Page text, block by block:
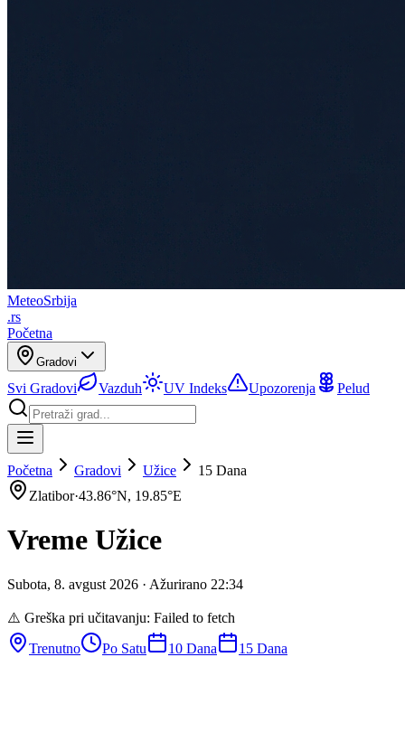
MeteoSrbija
.rs
Početna
Gradovi
Svi Gradovi Vazduh UV Indeks Upozorenja Pelud
Početna Gradovi Užice
15 Dana
Zlatibor·43.86°N, 19.85°E
Vreme Užice
Subota, 8. avgust 2026 · Ažurirano 22:34
⚠️ Greška pri učitavanju: Failed to fetch
Trenutno
Po Satu 10 Dana 15 Dana